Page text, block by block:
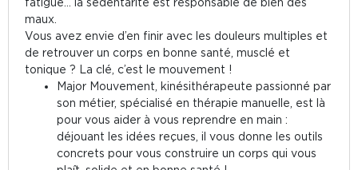
maux.
Vous avez envie d’en finir avec les douleurs multiples et
de retrouver un corps en bonne santé, musclé et
tonique ? La clé, c’est le mouvement !
Major Mouvement, kinésithérapeute passionné par
son métier, spécialisé en thérapie manuelle, est là
pour vous aider à vous reprendre en main :
déjouant les idées reçues, il vous donne les outils
concrets pour vous construire un corps qui vous